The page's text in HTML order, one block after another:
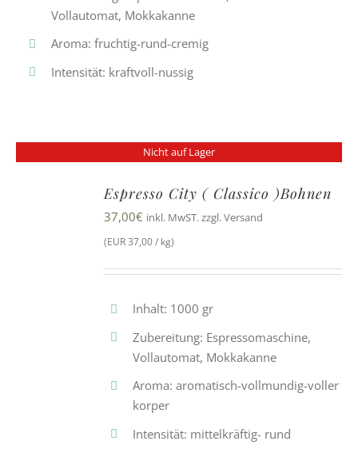
Vollautomat, Mokkakanne
Aroma: fruchtig-rund-cremig
Intensität: kraftvoll-nussig
Nicht auf Lager
Espresso City ( Classico )Bohnen
37,00€ inkl. MwST. zzgl. Versand
(EUR 37,00 / kg)
Inhalt: 1000 gr
Zubereitung: Espressomaschine,
Vollautomat, Mokkakanne
Aroma: aromatisch-vollmundig-voller
korper
Intensität: mittelkräftig- rund